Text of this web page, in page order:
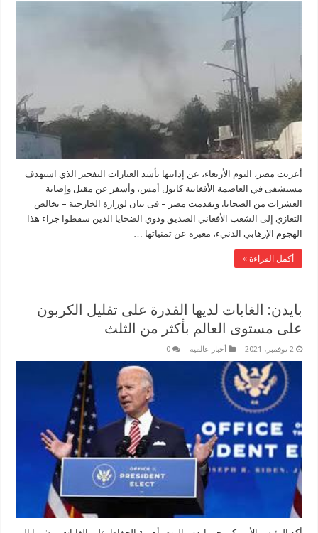
أعربت مصر، اليوم الأربعاء، عن إدانتها بأشد العبارات التفجير الذي استهدف
مستشفى في العاصمة الأفغانية كابول أمس، وأسفر عن مقتل وإصابة
العشرات من الضحايا. وتقدمت مصر – فى بيان لوزارة الخارجية – بخالص
التعازي إلى الشعب الأفغاني الصديق وذوي الضحايا الذين سقطوا جراء هذا
الهجوم الإرهابي الدنيء، معبرة عن تمنياتها …
أكمل القراءة »
بايدن: الغابات لديها القدرة على تقليل الكربون
على مستوى العالم بأكثر من الثلث
2 نوفمبر، 2021 أخبار عالمية 0